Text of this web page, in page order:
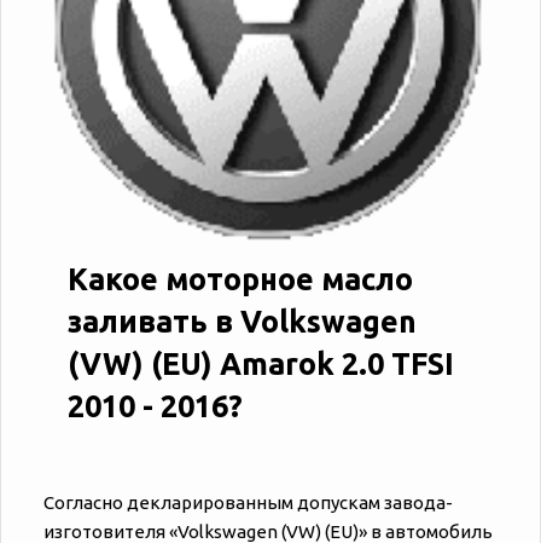
Какое моторное масло
заливать в Volkswagen
(VW) (EU) Amarok 2.0 TFSI
2010 - 2016?
Согласно декларированным допускам завода-
изготовителя «‎‎Volkswagen (VW) (EU)» в автомобиль